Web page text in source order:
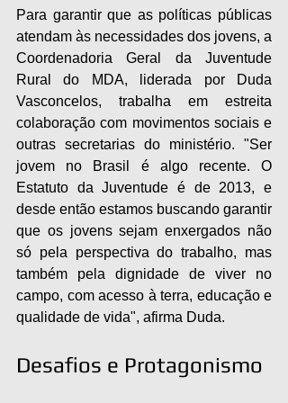
Para garantir que as políticas públicas
atendam às necessidades dos jovens, a
Coordenadoria Geral da Juventude
Rural do MDA, liderada por Duda
Vasconcelos, trabalha em estreita
colaboração com movimentos sociais e
outras secretarias do ministério. "Ser
jovem no Brasil é algo recente. O
Estatuto da Juventude é de 2013, e
desde então estamos buscando garantir
que os jovens sejam enxergados não
só pela perspectiva do trabalho, mas
também pela dignidade de viver no
campo, com acesso à terra, educação e
qualidade de vida", afirma Duda.
Desafios e Protagonismo